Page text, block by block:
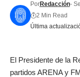
Última
PorRedacción-
2 Min Read
El Presidente de la
partidos ARENA y